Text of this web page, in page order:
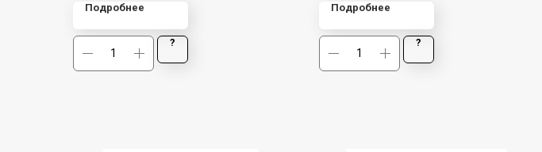
Подробнее
?
Подробнее
?